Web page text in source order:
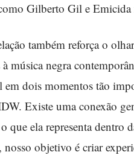
Gilberto Gil e
também reforça o
à música negra
dois momentos tão
Existe uma conexão
que ela representa
nosso objetivo é criar